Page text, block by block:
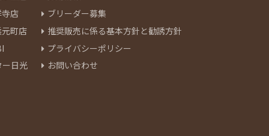
店
町店
日光
ブリーダー募集
推奨販売に係る基本方針と勧誘方針
プライバシーポリシー
お問い合わせ